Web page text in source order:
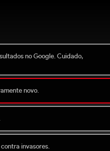
no Google. Cuidado,
novo.
invasores.